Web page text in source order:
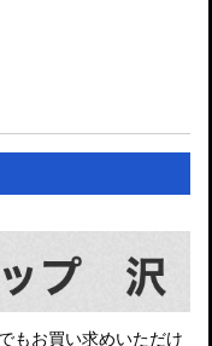
もお買い求めいただけ